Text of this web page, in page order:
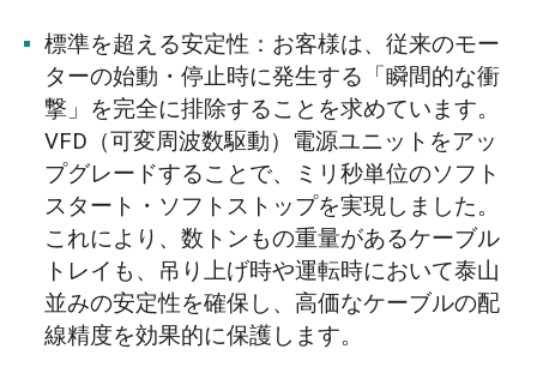
標準を超える安定性：お客様は、従来のモー
ターの始動・停止時に発生する「瞬間的な衝
撃」を完全に排除することを求めています。
VFD（可変周波数駆動）電源ユニットをアッ
プグレードすることで、ミリ秒単位のソフト
スタート・ソフトストップを実現しました。
これにより、数トンもの重量があるケーブル
トレイも、吊り上げ時や運転時において泰山
並みの安定性を確保し、高価なケーブルの配
線精度を効果的に保護します。